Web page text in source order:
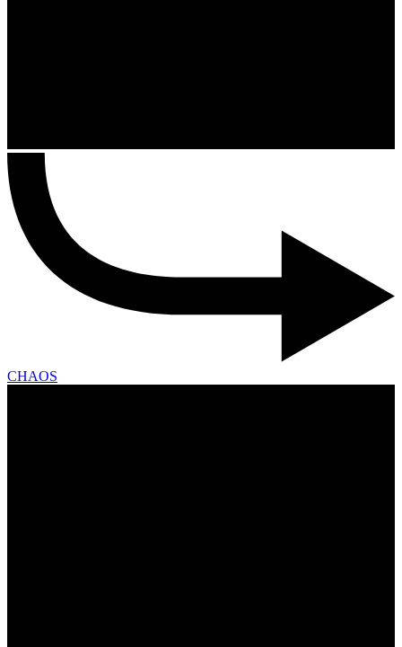
CHAOS